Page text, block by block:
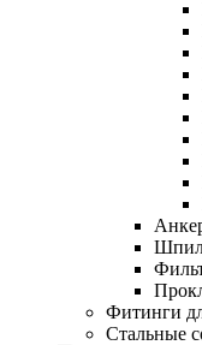
Фитинги
Стальные